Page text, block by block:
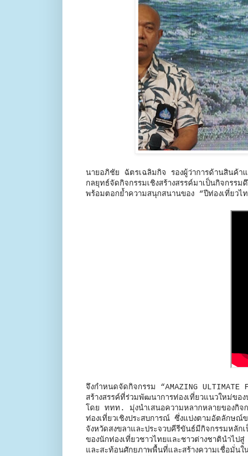
นายอภิชัย ฉัตรเฉลิมกิจ รองผู้ว่าการด้านสินค้า
กลยุทธ์จัดกิจกรรมเชิงสร้างสรรค์มาเป็นกิจกรร
พร้อมตอกย้ำความสนุกสนานของ “ปีท่องเที่ยว
จึงกำหนดจัดกิจกรรม “AMAZING ULTIMATE
สร้างสรรค์ที่ร่วมพัฒนาการท่องเที่ยวแนวใหม่ของ
โดย ททท. มุ่งนำเสนอความหลากหลายของกิจก
ท่องเที่ยวเชิงประสบการณ์ ซึ่งแบ่งตามอัตลัก
จังหวัดสงขลาและประจวบคีรีขันธ์มีกิจกรรมห
ของนักท่องเที่ยวชาวไทยและชาวต่างชาตินำไปสู่
และสะท้อนศักยภาพพื้นที่และสร้างความเชื่อมั่น